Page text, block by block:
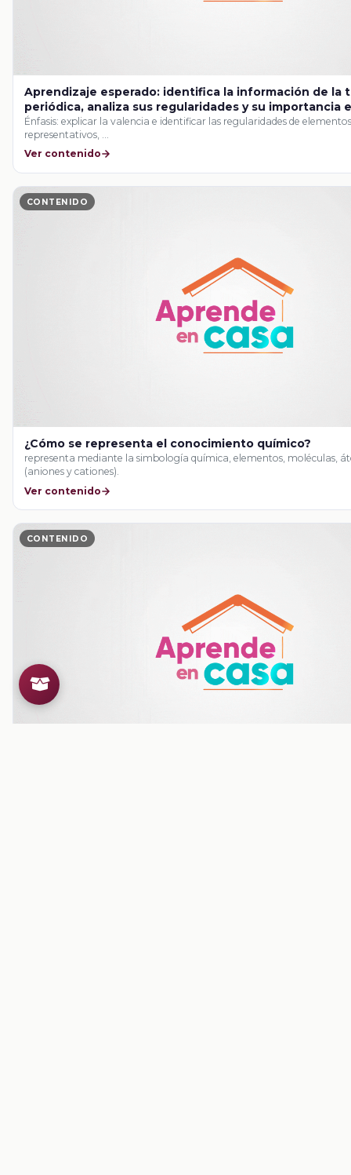
Aprendizaje esperado: identifica la información de la
periódica, analiza sus regularidades y su importancia
organización de los elementos químicos.
Énfasis: explicar la valencia e identificar las regularidades de
representativos, …
Ver contenido
CONTENIDO
¿Cómo se representa el conocimiento químico?
representa mediante la simbología química, elementos, moléculas,
(aniones y cationes).
Ver contenido
CONTENIDO